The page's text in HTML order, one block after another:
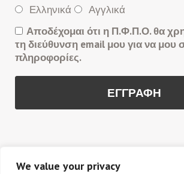
We value your privacy
Ελληνικά
Αγγλικά
Αποδέχομαι ότι η Π.Φ.Π.Ο. θα
τη διεύθυνση email μου για να μου
πληροφορίες.